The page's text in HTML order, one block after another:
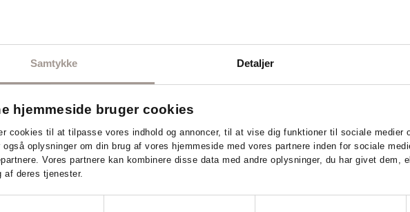
Samtykke Detaljer
hjemmeside bruger cookies
cookies til at tilpasse vores indhold og annoncer, til at vise dig funktioner til sociale medier
også oplysninger om din brug af vores hjemmeside med vores partnere inden for sociale
Vores partnere kan kombinere disse data med andre oplysninger, du har givet dem,
af deres tjenester.
Anvendelse Ingredienser
pleje og fugt til ansigtshuden